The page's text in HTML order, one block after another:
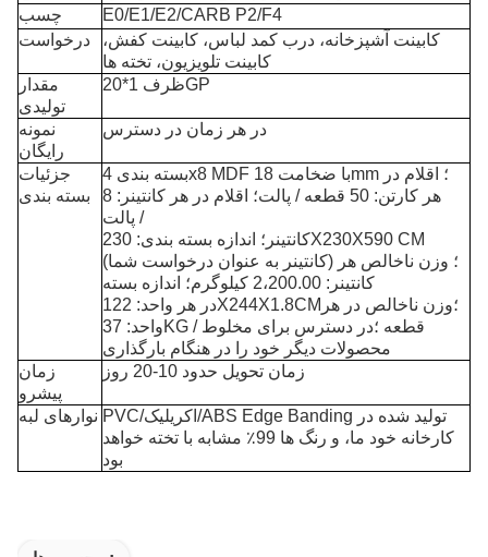
چسب
E0/E1/E2/CARB P2/F4
درخواست
کابینت آشپزخانه، درب کمد لباس، کابینت کفش،
کابینت تلویزیون، تخته ها
مقدار
تولیدی
ظرف 1*20GP
نمونه
رایگان
در هر زمان در دسترس
جزئیات
بسته بندی
بسته بندی 4x8 MDF با ضخامت 18mm ؛ اقلام در
هر کارتن: 50 قطعه / پالت؛ اقلام در هر کانتینر: 8
پالت /
کانتینر؛ اندازه بسته بندی: 230X230X590 CM
(کانتینر به عنوان درخواست شما) ؛ وزن ناخالص هر
کانتینر: 2،200.00 کیلوگرم؛ اندازه بسته
در هر واحد: 122X244X1.8CM؛وزن ناخالص در هر
واحد: 37KG / قطعه ؛در دسترس برای مخلوط
محصولات دیگر خود را در هنگام بارگذاری
زمان
پیشرو
زمان تحویل حدود 10-20 روز
نوارهای لبه PVC/اکریلیک/ABS Edge Banding تولید شده در
کارخانه خود ما، و رنگ ها 99٪ مشابه با تخته خواهد
بود